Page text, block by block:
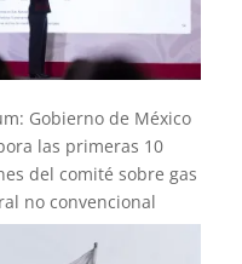
Gobierno de México
las primeras 10
del comité sobre gas
no convencional